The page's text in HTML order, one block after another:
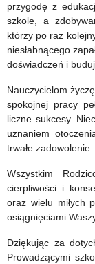
przygodę z
szkole, a
którzy po raz
niesłabnącego
doświadczeń i
Nauczycielom
spokojnej pracy
liczne sukcesy.
uznaniem
trwałe zadowolenie.
Wszystkim
cierpliwości i
oraz wielu miłych
osiągnięciami
Dziękując za
Prowadzącymi